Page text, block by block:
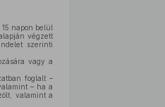
napon belül
végzett
szerinti
vagy a
foglalt –
– ha a
valamint a